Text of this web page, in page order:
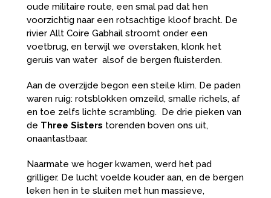
oude militaire route, een smal pad dat hen
voorzichtig naar een rotsachtige kloof bracht. De
rivier Allt Coire Gabhail stroomt onder een
voetbrug, en terwijl we overstaken, klonk het
geruis van water alsof de bergen fluisterden.
Aan de overzijde begon een steile klim. De paden
waren ruig: rotsblokken omzeild, smalle richels, af
en toe zelfs lichte scrambling. De drie pieken van
de Three Sisters torenden boven ons uit,
onaantastbaar.
Naarmate we hoger kwamen, werd het pad
grilliger. De lucht voelde kouder aan, en de bergen
leken hen in te sluiten met hun massieve,